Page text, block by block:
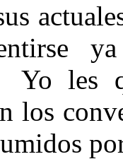
Yo les
los